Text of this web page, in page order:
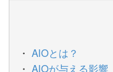
AIOとは？
AIOが与える影響